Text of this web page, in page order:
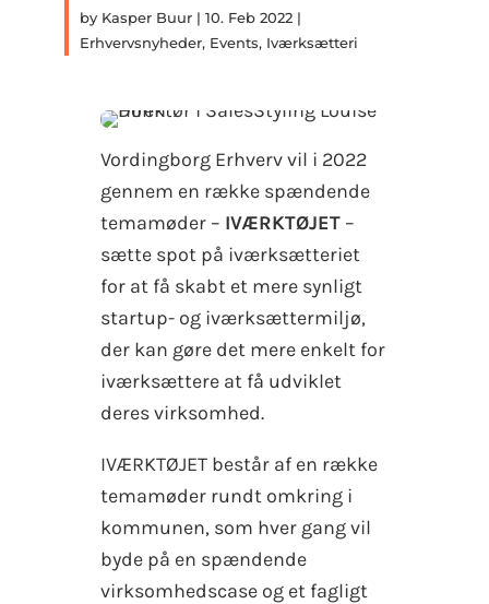
by Kasper Buur |10. Feb 2022 |
Erhvervsnyheder, Events, Iværksætteri
Vordingborg Erhverv vil i 2022
gennem en række spændende
temamøder – IVÆRKTØJET –
sætte spot på iværksætteriet
for at få skabt et mere synligt
startup- og iværksættermiljø,
der kan gøre det mere enkelt for
iværksættere at få udviklet
deres virksomhed.
IVÆRKTØJET består af en række
temamøder rundt omkring i
kommunen, som hver gang vil
byde på en spændende
virksomhedscase og et fagligt